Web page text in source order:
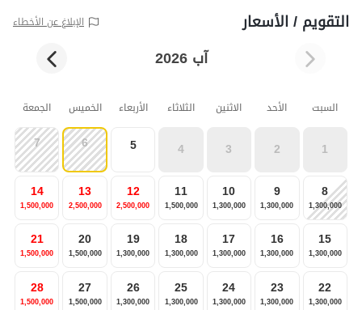
التقويم / الأسعار الإبلاغ عن الأخطاء
آب 2026
السبت الأحد الاثنين الثلاثاء الأربعاء الخميس الجمعة
1
2
3
4
5
6
7
8
1,300,000
9
1,300,000
10
1,300,000
11
1,500,000
12
2,500,000
13
2,500,000
14
1,500,000
15
1,300,000
16
1,300,000
17
1,300,000
18
1,300,000
19
1,300,000
20
1,500,000
21
1,500,000
22
1,300,000
23
1,300,000
24
1,300,000
25
1,300,000
26
1,300,000
27
1,500,000
28
1,500,000